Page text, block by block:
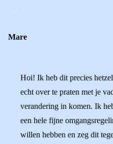
Mare
Hoi! Ik heb dit precies
echt over te praten met je
verandering in komen. Ik
een hele fijne
willen hebben en zeg dit